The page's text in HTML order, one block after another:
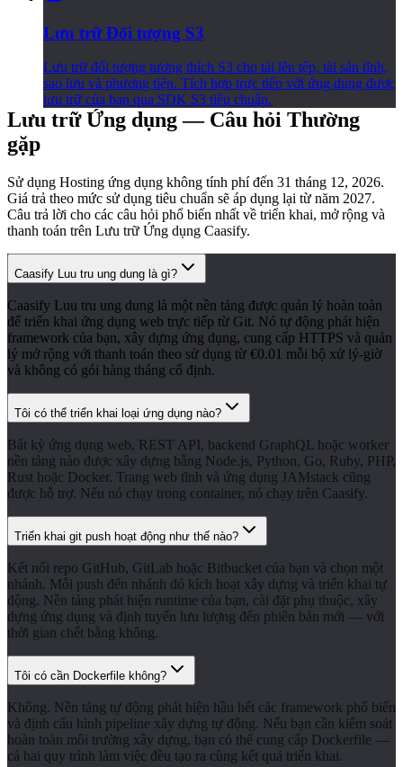
Lưu trữ Đối tượng S3
Lưu trữ đối tượng tương thích S3 cho tải lên tệp, tài sản tĩnh,
sao lưu và phương tiện. Tích hợp trực tiếp với ứng dụng được
lưu trữ của bạn qua SDK S3 tiêu chuẩn.
Lưu trữ Ứng dụng — Câu hỏi Thường
gặp
Sử dụng Hosting ứng dụng không tính phí đến 31 tháng 12, 2026.
Giá trả theo mức sử dụng tiêu chuẩn sẽ áp dụng lại từ năm 2027.
Câu trả lời cho các câu hỏi phổ biến nhất về triển khai, mở rộng và
thanh toán trên Lưu trữ Ứng dụng Caasify.
Caasify Luu tru ung dung là gì?
Caasify Luu tru ung dung là một nền tảng được quản lý hoàn toàn
để triển khai ứng dụng web trực tiếp từ Git. Nó tự động phát hiện
framework của bạn, xây dựng ứng dụng, cung cấp HTTPS và quản
lý mở rộng với thanh toán theo sử dụng từ €0.01 mỗi bộ xử lý-giờ
và không có gói hàng tháng cố định.
Tôi có thể triển khai loại ứng dụng nào?
Bất kỳ ứng dụng web, REST API, backend GraphQL hoặc worker
nền tảng nào được xây dựng bằng Node.js, Python, Go, Ruby, PHP,
Rust hoặc Docker. Trang web tĩnh và ứng dụng JAMstack cũng
được hỗ trợ. Nếu nó chạy trong container, nó chạy trên Caasify.
Triển khai git push hoạt động như thế nào?
Kết nối repo GitHub, GitLab hoặc Bitbucket của bạn và chọn một
nhánh. Mỗi push đến nhánh đó kích hoạt xây dựng và triển khai tự
động. Nền tảng phát hiện runtime của bạn, cài đặt phụ thuộc, xây
dựng ứng dụng và định tuyến lưu lượng đến phiên bản mới — với
thời gian chết bằng không.
Tôi có cần Dockerfile không?
Không. Nền tảng tự động phát hiện hầu hết các framework phổ biến
và định cấu hình pipeline xây dựng tự động. Nếu bạn cần kiểm soát
hoàn toàn môi trường xây dựng, bạn có thể cung cấp Dockerfile —
cả hai quy trình làm việc đều tạo ra cùng kết quả triển khai.